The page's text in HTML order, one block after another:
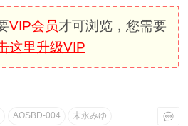
VIP会员才可浏览，您需要
这里升级VIP
AOSBD-004 末永みゆ